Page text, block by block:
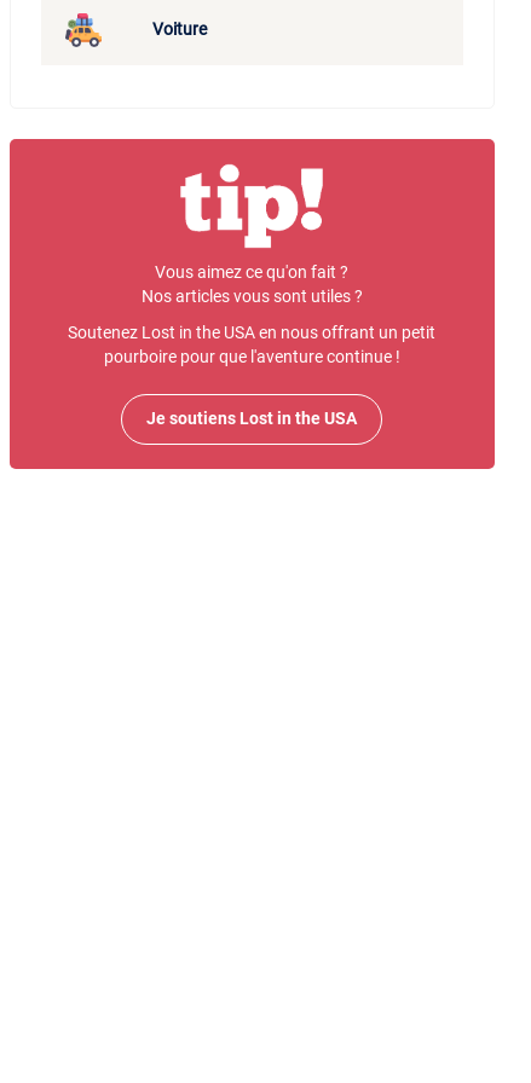
Voiture
Vous aimez ce qu'on fait ?
Nos articles vous sont utiles ?
Soutenez Lost in the USA en nous offrant un petit
pourboire pour que l'aventure continue !
Je soutiens Lost in the USA